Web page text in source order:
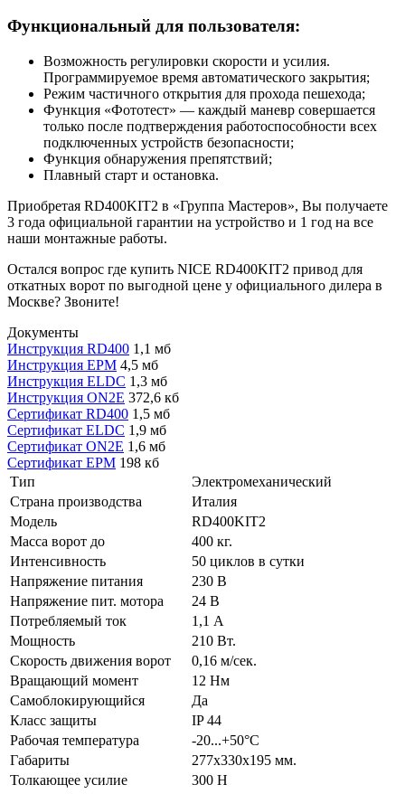
Функциональный для пользователя:
Возможность регулировки скорости и усилия.
Программируемое время автоматического закрытия;
Режим частичного открытия для прохода пешехода;
Функция «Фототест» — каждый маневр совершается
только после подтверждения работоспособности всех
подключенных устройств безопасности;
Функция обнаружения препятствий;
Плавный старт и остановка.
Приобретая RD400KIT2 в «Группа Мастеров», Вы получаете
3 года официальной гарантии на устройство и 1 год на все
наши монтажные работы.
Остался вопрос где купить NICE RD400KIT2 привод для
откатных ворот по выгодной цене у официального дилера в
Москве? Звоните!
Документы
Инструкция RD400 1,1 мб
Инструкция EPM 4,5 мб
Инструкция ELDC 1,3 мб
Инструкция ON2E 372,6 кб
Сертификат RD400 1,5 мб
Сертификат ELDC 1,9 мб
Сертификат ON2E 1,6 мб
Сертификат EPM 198 кб
Тип
Электромеханический
Страна производства
Италия
Модель
RD400KIT2
Масса ворот до
400 кг.
Интенсивность
50 циклов в сутки
Напряжение питания
230 В
Напряжение пит. мотора
24 В
Потребляемый ток
1,1 А
Мощность
210 Вт.
Скорость движения ворот
0,16 м/сек.
Вращающий момент
12 Нм
Самоблокирующийся
Да
Класс защиты
IP 44
Рабочая температура
-20...+50°C
Габариты
277x330x195 мм.
Толкающее усилие
300 Н